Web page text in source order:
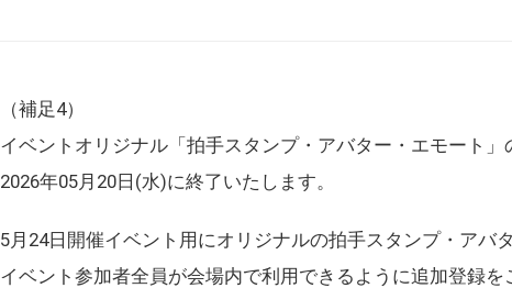
（補足4）
イベントオリジナル「拍手スタンプ・アバター・エモート」
2026年05月20日(水)に終了いたします。
5月24日開催イベント用にオリジナルの拍手スタンプ・アバ
イベント参加者全員が会場内で利用できるように追加登録を